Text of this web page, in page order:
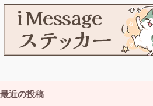
最近の投稿